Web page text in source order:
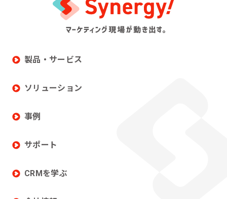
製品・サービス
ソリューション
事例
サポート
CRMを学ぶ